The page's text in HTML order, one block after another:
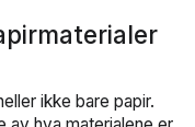
ikke bare papir.